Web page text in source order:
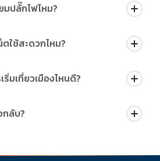
เมนูที่ทานง่ายสำหรับคนไทย
มปลั๊กไฟไหม?
ไปด้วย เพราะปลั๊กไฟบางพื้นที่อาจแตก
ใช้สะดวกไหม?
ร์เน็ตค่อนข้างดี หลายคนเลือกใช้ eSIM
วกในการใช้งาน
มเที่ยวเมืองไหนดี?
า - ชัยปุระ เป็นเส้นทางยอดนิยมสำหรับมือ
มแลนด์มาร์กสำคัญไว้ครบ
กลับ?
ยมู